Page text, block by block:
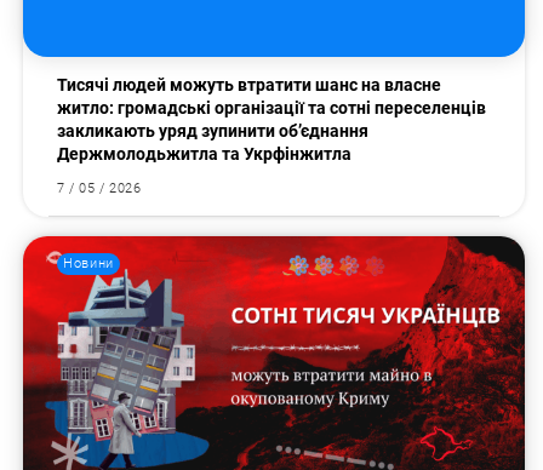
Тисячі людей можуть втратити шанс на власне
житло: громадські організації та сотні переселенців
закликають уряд зупинити об’єднання
Держмолодьжитла та Укрфінжитла
7 / 05 / 2026
Новини